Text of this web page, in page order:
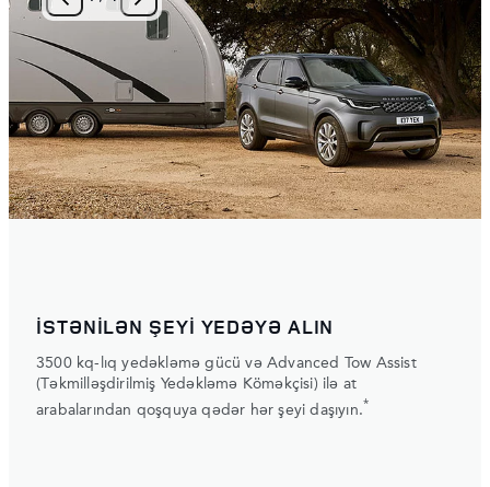
İSTƏNİLƏN ŞEYİ YEDƏYƏ ALIN
3500 kq-lıq yedəkləmə gücü və Advanced Tow Assist
(Təkmilləşdirilmiş Yedəkləmə Köməkçisi) ilə at
arabalarından qoşquya qədər hər şeyi daşıyın.*